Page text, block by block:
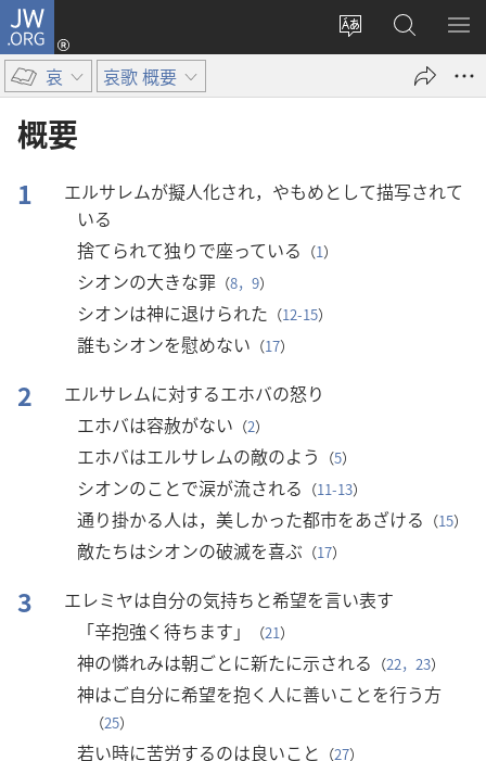
JW.ORG
サ
ト
を
ロ
グ
ン
タ
で
JW.ORG
の
検
メ
を
哀 哀歌 概要
概要
1
エルサレムが擬人化され，やもめとして描写されて
いる
捨てられて独りで座っている （1）
シオンの大きな罪（8，9）
シオンは神に退けられた （12-15）
誰もシオンを慰めない （17）
2
エルサレムに対するエホバの怒り
エホバは容赦がない （2）
エホバはエルサレムの敵のよう （5）
シオンのことで涙が流される （11-13）
通り掛かる人は，美しかった都市をあざける （15）
敵たちはシオンの破滅を喜ぶ （17）
3
エレミヤは自分の気持ちと希望を言い表す
「辛抱強く待ちます」
（21）
神の憐れみは朝ごとに新たに示される （22，23）
神はご自分に希望を抱く人に善いことを行う方
（25）
若い時に苦労するのは良いこと （27）